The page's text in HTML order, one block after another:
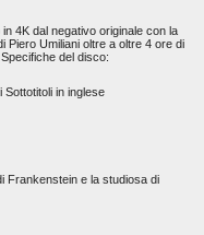
4K dal negativo originale con la
Piero Umiliani oltre a oltre 4 ore di
del disco:
Sottotitoli in inglese
Frankenstein e la studiosa di